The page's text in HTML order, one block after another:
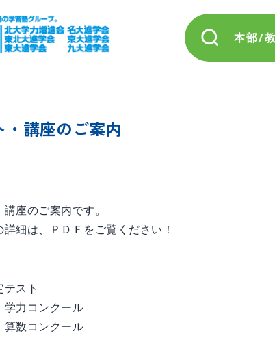
本部/
・講座のご案内
座のご案内です。
細は、ＰＤＦをご覧ください！
スト
力コンクール
数コンクール